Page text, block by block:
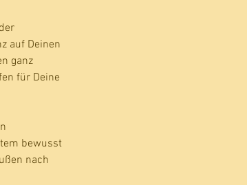
auf Deinen
ganz
für Deine
bewusst
nach